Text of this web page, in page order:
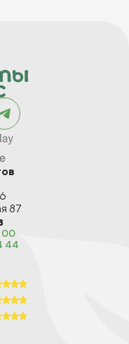
87
00
44